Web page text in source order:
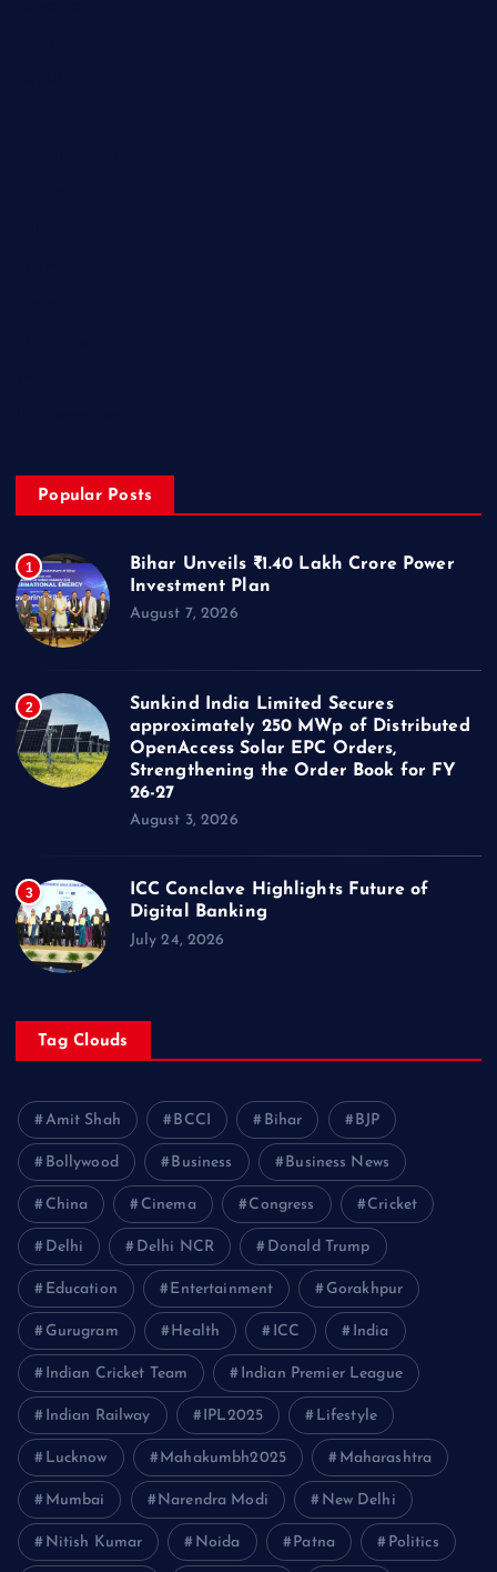
Popular Posts
1
Bihar Unveils ₹1.40 Lakh Crore Power
Investment Plan
August 7, 2026
2
Sunkind India Limited Secures
approximately 250 MWp of Distributed
OpenAccess Solar EPC Orders,
Strengthening the Order Book for FY
26-27
August 3, 2026
3
ICC Conclave Highlights Future of
Digital Banking
July 24, 2026
Tag Clouds
Amit Shah BCCI Bihar BJP
Bollywood Business Business News
China Cinema Congress Cricket
Delhi Delhi NCR Donald Trump
Education Entertainment Gorakhpur
Gurugram Health ICC India
Indian Cricket Team Indian Premier League
Indian Railway IPL2025 Lifestyle
Lucknow Mahakumbh2025 Maharashtra
Mumbai Narendra Modi New Delhi
Nitish Kumar Noida Patna Politics